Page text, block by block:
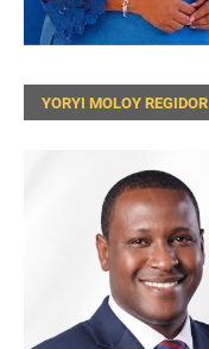
YORYI MOLOY REGIDOR